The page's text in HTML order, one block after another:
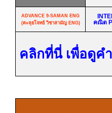
ADVANCE 9-SAMAN ENG
(ตะลุยโจทย์ วิชาสามัญENG)
คณิต
คลิกที่นี่ เพื่อดูค